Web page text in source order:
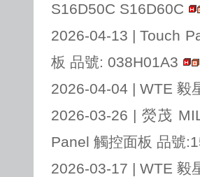
S16D50C S16D60C
2026-04-13 |Touch
板 品號: 038H01A3
2026-04-04 | WTE 毅
2026-03-26 | 熒茂
Panel 觸控面板 品號
2026-03-17 | WTE 毅